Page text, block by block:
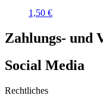
1,50 €
Zahlungs- und
Social Media
Rechtliches